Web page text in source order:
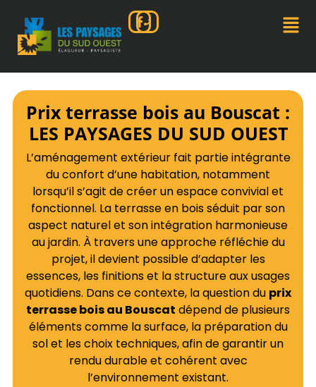
Prix terrasse bois au Bouscat :
LES PAYSAGES DU SUD OUEST
L’aménagement extérieur fait partie intégrante
du confort d’une habitation, notamment
lorsqu’il s’agit de créer un espace convivial et
fonctionnel. La terrasse en bois séduit par son
aspect naturel et son intégration harmonieuse
au jardin. À travers une approche réfléchie du
projet, il devient possible d’adapter les
essences, les finitions et la structure aux usages
quotidiens. Dans ce contexte, la question du prix
terrasse bois au Bouscat dépend de plusieurs
éléments comme la surface, la préparation du
sol et les choix techniques, afin de garantir un
rendu durable et cohérent avec
l’environnement existant.